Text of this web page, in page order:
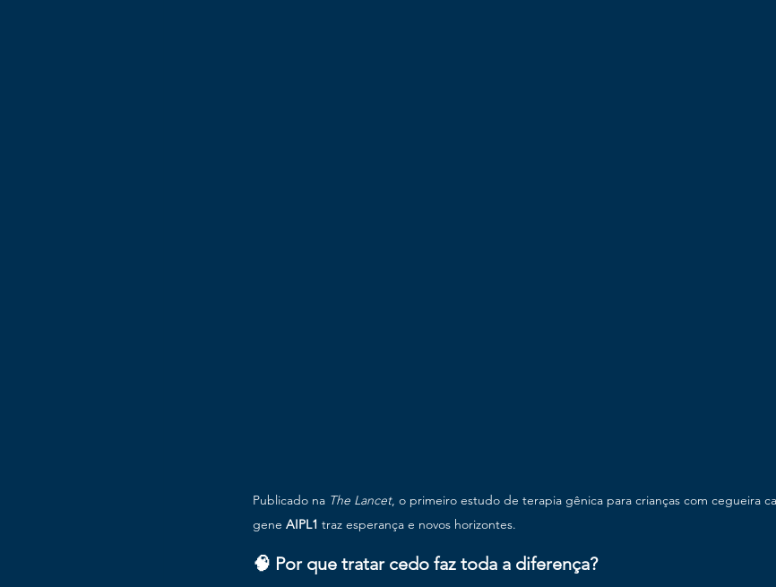
Publicado na The Lancet, o primeiro estudo de terapia gênica para crianças com cegueira
gene AIPL1 traz esperança e novos horizontes.
🧠 Por que tratar cedo faz toda a diferença?